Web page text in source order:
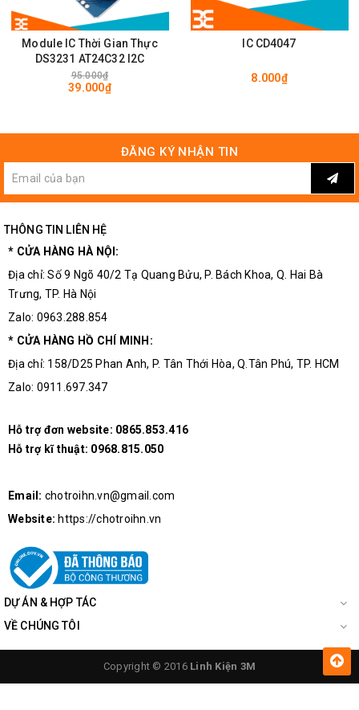
Module IC Thời Gian Thực
DS3231 AT24C32 I2C
95.000₫
39.000₫
IC CD4047
8.000₫
ĐĂNG KÝ NHẬN TIN
THÔNG TIN LIÊN HỆ
* CỬA HÀNG HÀ NỘI:
Địa chỉ: Số 9 Ngõ 40/2 Tạ Quang Bửu, P. Bách Khoa, Q. Hai Bà
Trưng, TP. Hà Nội
Zalo: 0963.288.854
* CỬA HÀNG HỒ CHÍ MINH:
Địa chỉ: 158/D25 Phan Anh, P. Tân Thới Hòa, Q.Tân Phú, TP. HCM
Zalo: 0911.697.347
Hỗ trợ đơn website: 0865.853.416
Hỗ trợ kĩ thuật: 0968.815.050
Email: chotroihn.vn@gmail.com
Website: https://chotroihn.vn
DỰ ÁN & HỢP TÁC
VỀ CHÚNG TÔI
Copyright © 2016 Linh Kiện 3M